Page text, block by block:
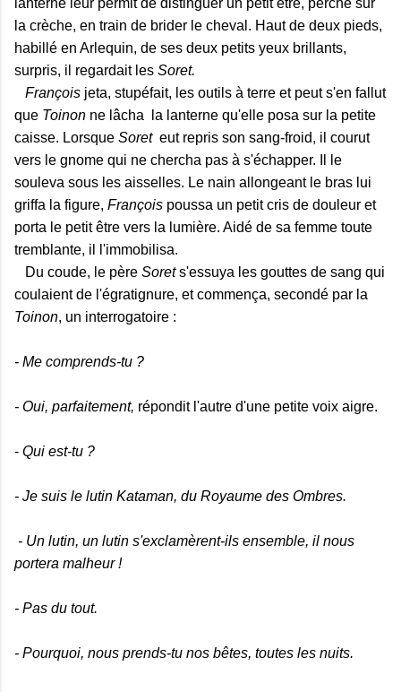
lanterne leur permit de distinguer un petit être, perché sur
la crèche, en train de brider le cheval. Haut de deux pieds,
habillé en Arlequin, de ses deux petits yeux brillants,
surpris, il regardait les Soret.
François jeta, stupéfait, les outils à terre et peut s'en fallut
que Toinon ne lâcha la lanterne qu'elle posa sur la petite
caisse. Lorsque Soret eut repris son sang-froid, il courut
vers le gnome qui ne chercha pas à s'échapper. Il le
souleva sous les aisselles. Le nain allongeant le bras lui
griffa la figure, François poussa un petit cris de douleur et
porta le petit être vers la lumière. Aidé de sa femme toute
tremblante, il l'immobilisa.
Du coude, le père Sorets'essuya les gouttes de sang qui
coulaient de l'égratignure, et commença, secondé par la
Toinon, un interrogatoire :
- Me comprends-tu ?
- Oui, parfaitement, répondit l'autre d'une petite voix aigre.
- Qui est-tu ?
- Je suis le lutin Kataman, du Royaume des Ombres.
- Un lutin, un lutin s'exclamèrent-ils ensemble, il nous
portera malheur !
- Pas du tout.
- Pourquoi, nous prends-tu nos bêtes, toutes les nuits.